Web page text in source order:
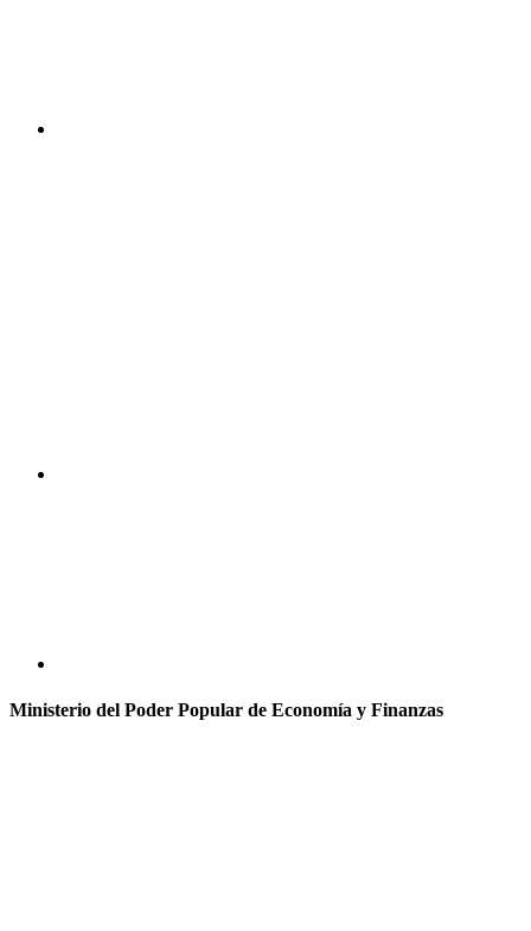
Ministerio del Poder Popular de Economía y Finanzas